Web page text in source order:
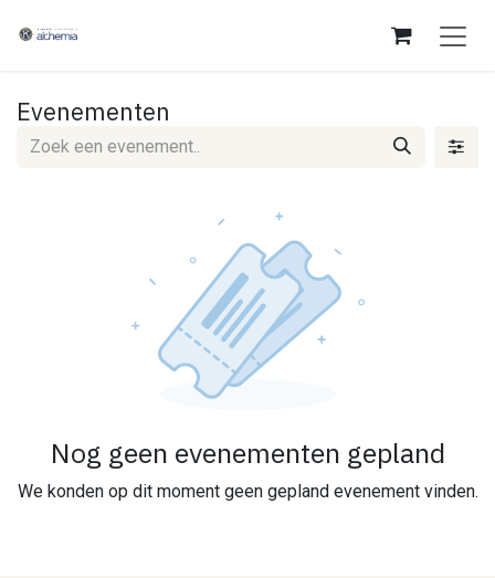
Evenementen
Nog geen evenementen gepland
We konden op dit moment geen gepland evenement vinden.